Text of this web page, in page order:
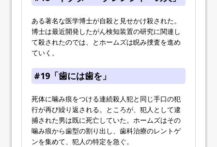
ある著名な医学博士が自殺と見せかけ殺された。
博士は最近開発したがん検知装置の研究に関連し
て殺されたのでは、とホームズは睨み捜査を進め
ていく。
#19「歯には歯を」
死体に噛み痕をつける連続殺人犯と同じ手口の犯
行が再び繰り返される。ところが、犯人として逮
捕された男は既に死亡していた。ホームズはその
噛み痕から歯型の割り出し、歯科治療のレントゲ
ンを集めて、犯人の特定を急ぐ。